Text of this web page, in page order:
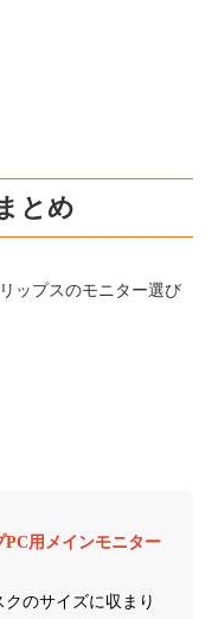
とめ
ップスのモニター選び
PC用メインモニター
のサイズに収まり